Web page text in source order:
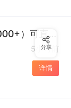
安装工（长白班/节日福利/薪资6000+）可直接打电话
5小时前
详情
分享